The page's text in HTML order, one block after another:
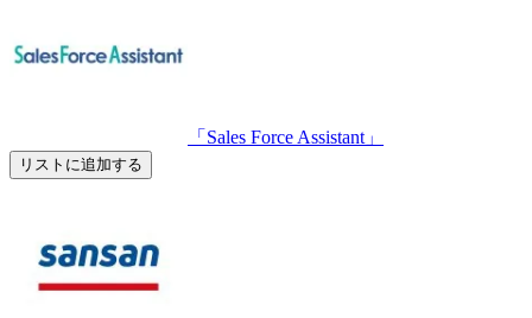
「Sales Force Assistant」
リストに追加する